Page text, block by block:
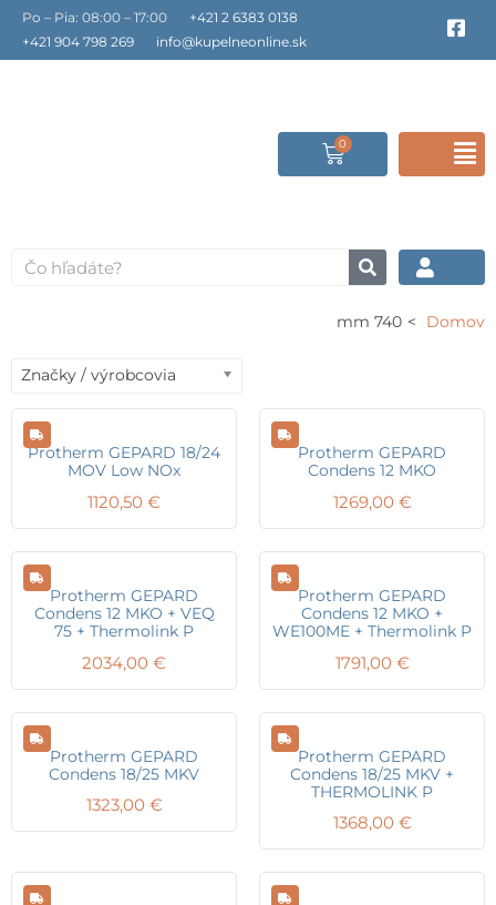
Preskočiť
Po – Pia: 08:00 – 17:00
+421 2 6383 0138
+421 904 798 269
info@kupelneonline.sk
F
a
c
o
k
-
r
0
Cart
Vyhľadať
Domov
740 mm
Značky / výrobcovia
Protherm GEPARD 18/24
MOV Low NOx
1120,50 €
Protherm GEPARD
Condens 12 MKO
1269,00 €
Protherm GEPARD
Condens 12 MKO + VEQ
75 + Thermolink P
2034,00 €
Protherm GEPARD
Condens 12 MKO +
WE100ME + Thermolink P
1791,00 €
Protherm GEPARD
Condens 18/25 MKV
1323,00 €
Protherm GEPARD
Condens 18/25 MKV +
THERMOLINK P
1368,00 €